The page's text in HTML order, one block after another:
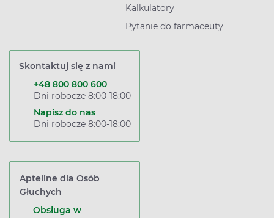
Kalkulatory
Pytanie do farmaceuty
Skontaktuj się z nami
+48 800 800 600
Dni robocze 8:00-18:00
Napisz do nas
Dni robocze 8:00-18:00
Apteline dla Osób
Głuchych
Obsługa w